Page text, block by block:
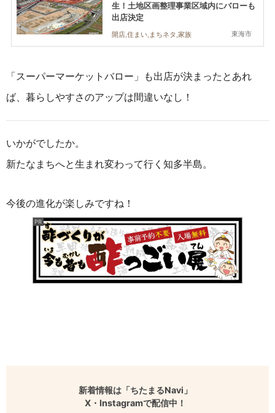
東海市
生！土地区画整理事業区域内にバローも
出店決定
開店,住まい,まちネタ,家族
「スーパーマーケットバロー」も出店が決まったとあれ
ば、暮らしやすさのアップは間違いなし！
いかがでしたか。
新たなまちへと生まれ変わって行く知多半島。
今後の進化が楽しみですね！
新着情報は「ちたまるNavi」
X・Instagramで配信中！